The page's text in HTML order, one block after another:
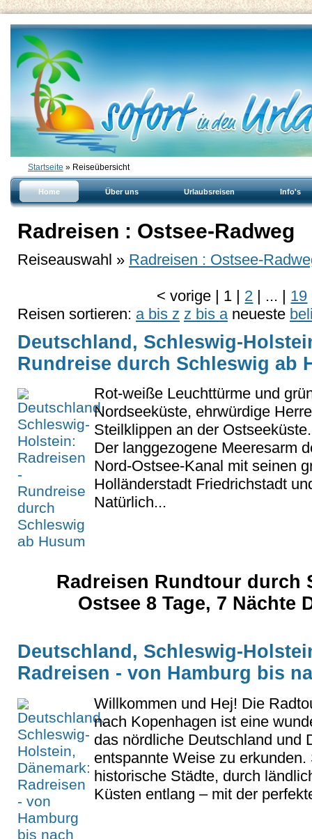
Startseite » Reiseübersicht
Home Über uns Urlaubsreisen Info's
Radreisen : Ostsee-Radweg
Reiseauswahl » Radreisen : Ostsee-
<vorige | 1 | 2 | ... | 19
Reisen sortieren: a bis z z bis a neueste
Deutschland, Schleswig-
Rundreise durch Schleswig ab
Rot-weiße Leuchttürme und
Nordseeküste, ehrwürdige
Steilklippen an der
Der langgezogene Meeresarm
Nord-Ostsee-Kanal mit seinen
Holländerstadt Friedrichstadt
Natürlich...
Radreisen Rundtour durch
Ostsee 8 Tage, 7 Nächte
Deutschland, Schleswig-
Radreisen - von Hamburg bis
Willkommen und Hej! Die
nach Kopenhagen ist eine
das nördliche Deutschland und
entspannte Weise zu
historische Städte, durch
Küsten entlang – mit der